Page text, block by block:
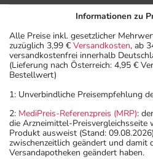
Informationen zu
Alle Preise inkl. gesetzlicher
zuzüglich 3,99 € Versandkosten, ab
versandkostenfrei innerhalb
(Lieferung nach Österreich: 4,95 €
Bestellwert)
1: Unverbindliche Preisempfehlung
2: MediPreis-Referenzpreis (MRP):
die Arzneimittel-Preisvergleichsseite
Produkt ausweist (Stand:
zwischenzeitlich geändert und damit
Versandapotheken geändert haben.